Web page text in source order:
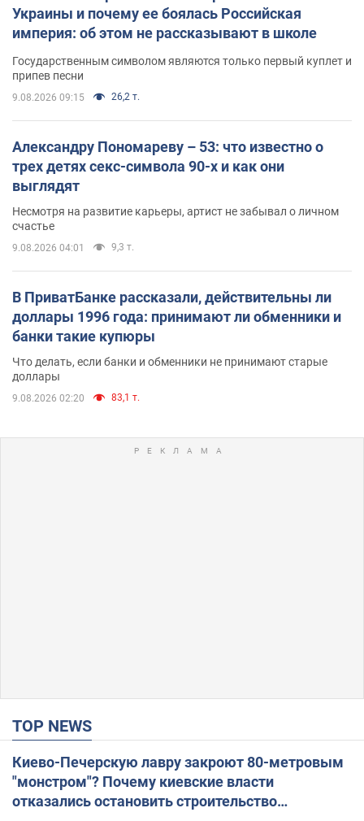
Украины и почему ее боялась Российская
империя: об этом не рассказывают в школе
Государственным символом являются только первый куплет и
припев песни
9.08.2026 09:15 26,2 т.
Александру Пономареву – 53: что известно о
трех детях секс-символа 90-х и как они
выглядят
Несмотря на развитие карьеры, артист не забывал о личном
счастье
9.08.2026 04:01 9,3 т.
В ПриватБанке рассказали, действительны ли
доллары 1996 года: принимают ли обменники и
банки такие купюры
Что делать, если банки и обменники не принимают старые
доллары
9.08.2026 02:20 83,1 т.
TOP NEWS
Киево-Печерскую лавру закроют 80-метровым
"монстром"? Почему киевские власти
отказались остановить строительство